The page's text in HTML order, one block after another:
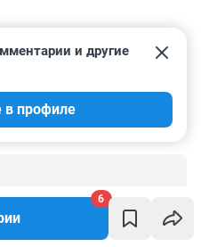
6
и другие
в профиле
эксплуатацию